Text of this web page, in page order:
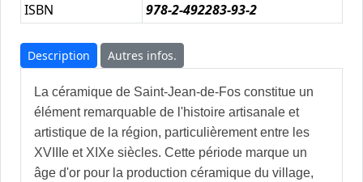
ISBN
978-2-492283-93-2
Description Autres infos.
La céramique de Saint-Jean-de-Fos constitue un
élément remarquable de l'histoire artisanale et
artistique de la région, particulièrement entre les
XVIIIe et XIXe siècles. Cette période marque un
âge d'or pour la production céramique du village,